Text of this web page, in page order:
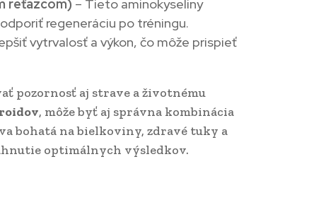
reťazcom) – Tieto aminokyseliny
regeneráciu po tréningu.
vytrvalosť a výkon, čo môže prispieť
pozornosť aj strave a životnému
, môže byť aj správna kombinácia
bohatá na bielkoviny, zdravé tuky a
optimálnych výsledkov.